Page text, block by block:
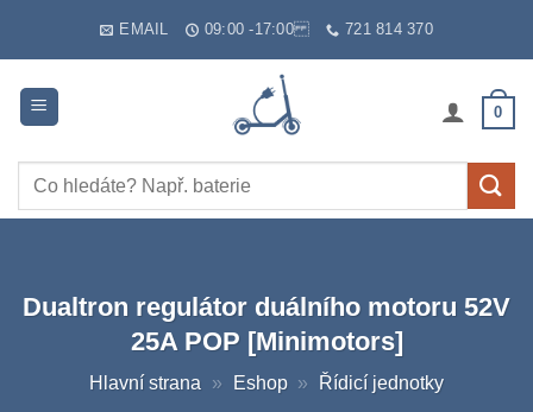
EMAIL 09:00 -17:00 721 814 370
0
Hledat:
Dualtron regulátor duálního motoru 52V
25A POP [Minimotors]
Hlavní strana » Eshop » Řídicí jednotky